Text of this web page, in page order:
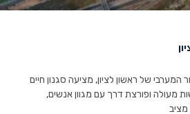
המערבי של ראשון לציון, מציעה סגנון חיים
מעולה ופורצת דרך עם מגוון אנשים,